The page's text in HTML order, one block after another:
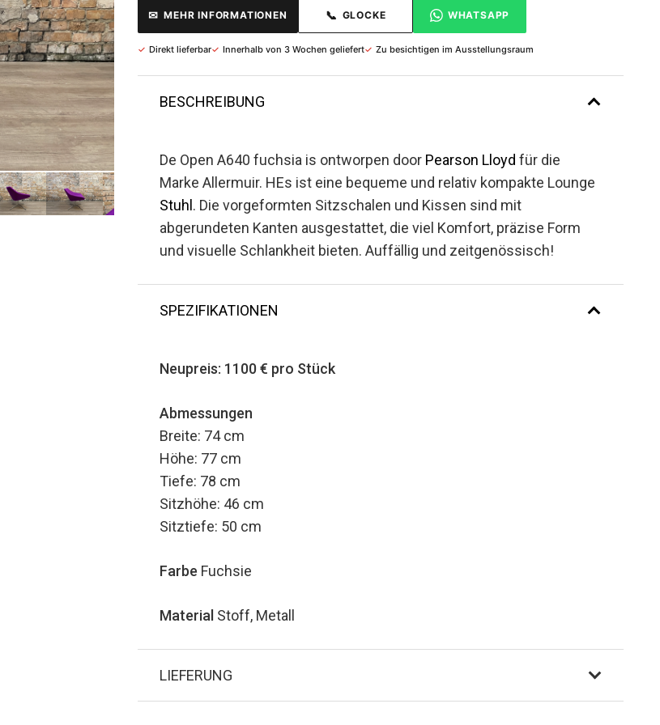
✉ MEHR INFORMATIONEN 📞 GLOCKE WHATSAPP
✓ Direkt lieferbar✓ Innerhalb von 3 Wochen geliefert✓ Zu besichtigen im Ausstellungsraum
BESCHREIBUNG
De Open A640 fuchsia is ontworpen door Pearson Lloyd für die
Marke Allermuir. HEs ist eine bequeme und relativ kompakte Lounge
Stuhl . Die vorgeformten Sitzschalen und Kissen sind mit
abgerundeten Kanten ausgestattet, die viel Komfort, präzise Form
und visuelle Schlankheit bieten. Auffällig und zeitgenössisch!
SPEZIFIKATIONEN
Neupreis: 1100 € pro Stück
Abmessungen
Breite: 74 cm
Höhe: 77 cm
Tiefe: 78 cm
Sitzhöhe: 46 cm
Sitztiefe: 50 cm
Farbe Fuchsie
Material Stoff, Metall
LIEFERUNG